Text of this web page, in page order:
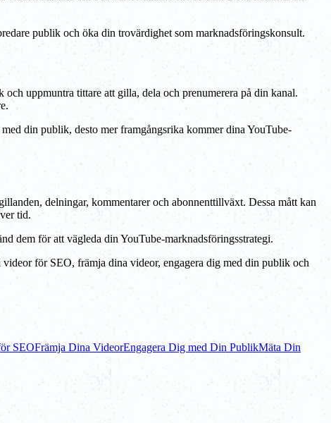
publik och öka din trovärdighet som marknadsföringskonsult.
uppmuntra tittare att gilla, dela och prenumerera på din kanal.
din publik, desto mer framgångsrika kommer dina YouTube-
delningar, kommentarer och abonnenttillväxt. Dessa mått kan
tid.
dem för att vägleda din YouTube-marknadsföringsstrategi.
för SEO, främja dina videor, engagera dig med din publik och
SEOFrämja Dina VideorEngagera Dig med Din PublikMäta Din